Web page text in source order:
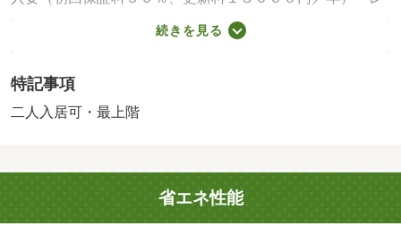
インボー通り沿いでスーパーが近くにあるので便利ですよ
★☆・バイク置場：なし・駐輪場：有/カギ交換料（課税
続きを見る
特記事項
二人入居可・最上階
省エネ性能